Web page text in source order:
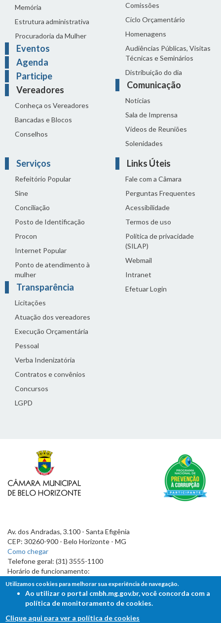
Memória
Estrutura administrativa
Procuradoria da Mulher
Eventos
Agenda
Participe
Vereadores
Conheça os Vereadores
Bancadas e Blocos
Conselhos
Comissões
Ciclo Orçamentário
Homenagens
Audiências Públicas, Visitas
Técnicas e Seminários
Distribuição do dia
Comunicação
Notícias
Sala de Imprensa
Vídeos de Reuniões
Solenidades
Serviços
Refeitório Popular
Sine
Conciliação
Posto de Identificação
Procon
Internet Popular
Ponto de atendimento à
mulher
Transparência
Licitações
Atuação dos vereadores
Execução Orçamentária
Pessoal
Verba Indenizatória
Contratos e convênios
Concursos
LGPD
Links Úteis
Fale com a Câmara
Perguntas Frequentes
Acessibilidade
Termos de uso
Política de privacidade
(SILAP)
Webmail
Intranet
Efetuar Login
Av. dos Andradas, 3.100 - Santa Efigênia
CEP: 30260-900 - Belo Horizonte - MG
Como chegar
Telefone geral: (31) 3555-1100
Horário de funcionamento:
7h às 19h
Utilizamos cookies para melhorar sua experiência de navegação.
Ao utilizar o portal cmbh.mg.gov.br, você concorda com a
política de monitoramento de cookies.
Clique aqui para ver a política de cookies